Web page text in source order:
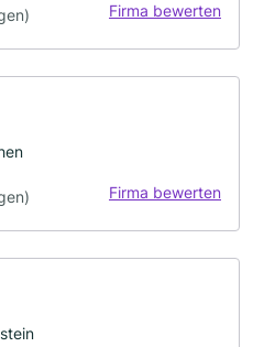
Firma bewerten
Firma bewerten